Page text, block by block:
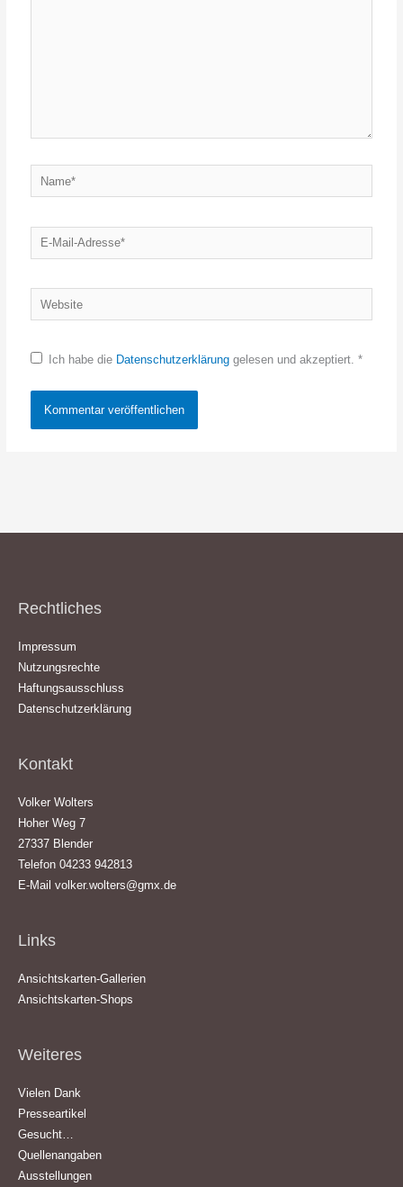
Name*
E-
Mail-
Website
Ich habe die Datenschutzerklärunggelesen und akzeptiert. *
Rechtliches
Impressum
Nutzungsrechte
Haftungsausschluss
Datenschutzerklärung
Kontakt
Volker Wolters
Hoher Weg 7
27337 Blender
Telefon 04233 942813
E-Mail volker.wolters@gmx.de
Links
Ansichtskarten-Gallerien
Ansichtskarten-Shops
Weiteres
Vielen Dank
Presseartikel
Gesucht…
Quellenangaben
Ausstellungen